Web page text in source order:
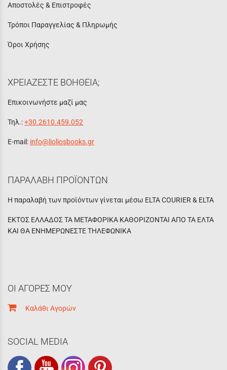
Αποστολές & Επιστροφές
Τρόποι Παραγγελίας & Πληρωμής
Όροι Χρήσης
ΧΡΕΙΑΖΕΣΤΕ ΒΟΗΘΕΙΑ;
Επικοινωνήστε μαζί μας
Τηλ.:+30.2610.459.052
E-mail: info@lioliosbooks.gr
ΠΑΡΑΛΑΒΗ ΠΡΟΪΟΝΤΩΝ
Η παραλαβή των προϊόντων γίνεται μέσω ELTA COURIER & ELTA
ΕΚΤΟΣ ΕΛΛΑΔΟΣ ΤΑ ΜΕΤΑΦΟΡΙΚΑ ΚΑΘΟΡΙΖΟΝΤΑΙ ΑΠΟ ΤΑ ΕΛΤΑ
ΚΑΙ ΘΑ ΕΝΗΜΕΡΩΝΕΣΤΕ ΤΗΛΕΦΩΝΙΚΑ
ΟΙ ΑΓΟΡΕΣ ΜΟΥ
Καλάθι Αγορών
SOCIAL MEDIA